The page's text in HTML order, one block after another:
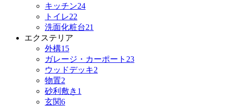
キッチン24
トイレ22
洗面化粧台21
エクステリア
外構15
ガレージ・カーポート 23
ウッドデッキ2
物置2
砂利敷き 1
玄関6